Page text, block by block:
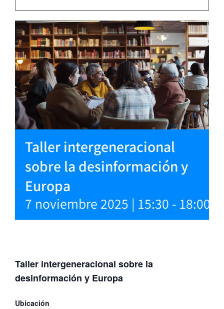
Taller intergeneracional
sobre la desinformación y
Europa
7 noviembre 2025 | 15:30 - 18:00
Taller intergeneracional sobre la
desinformación y Europa
Ubicación